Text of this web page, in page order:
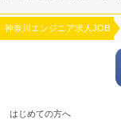
神奈川エンジニア求人JOB
はじめての方へ